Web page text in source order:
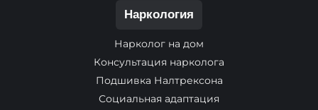
Наркология
Нарколог на дом
Консультация нарколога
Подшивка Налтрексона
Социальная адаптация